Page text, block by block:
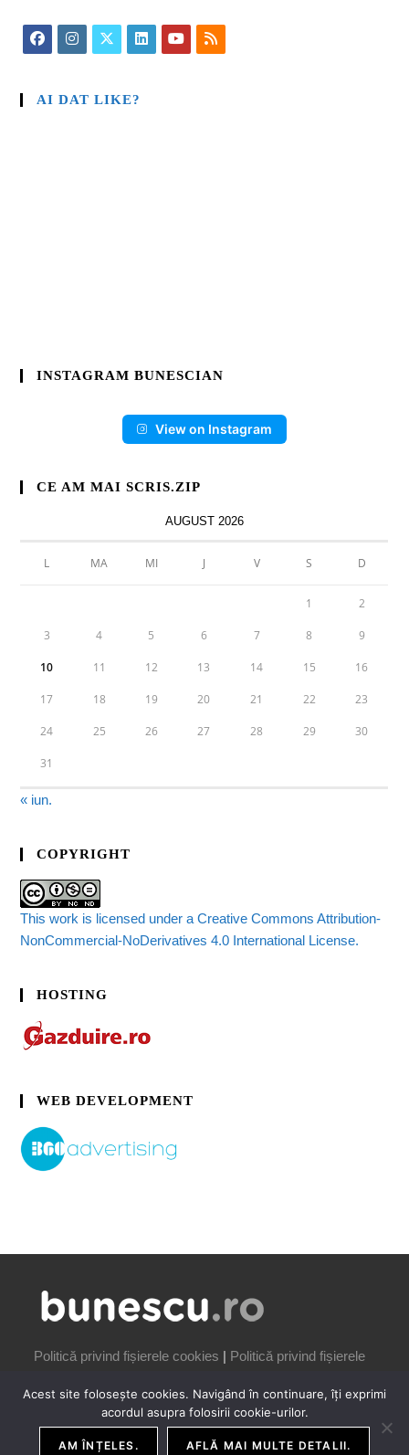
AI DAT LIKE?
INSTAGRAM BUNESCIAN
View on Instagram
CE AM MAI SCRIS.ZIP
AUGUST 2026
L MA MI J V S D
1 2
3 4 5 6 7 8 9
10 11 12 13 14 15 16
17 18 19 20 21 22 23
24 25 26 27 28 29 30
31
« iun.
COPYRIGHT
This work is licensed under a Creative Commons Attribution-
NonCommercial-NoDerivatives 4.0 International License.
HOSTING
WEB DEVELOPMENT
Politică privind fișierele cookies | Politică privind fișierele
Acest site folosește cookies. Navigând în continuare, îți exprimi
acordul asupra folosirii cookie-urilor.
AM ÎNȚELES. AFLĂ MAI MULTE DETALII.